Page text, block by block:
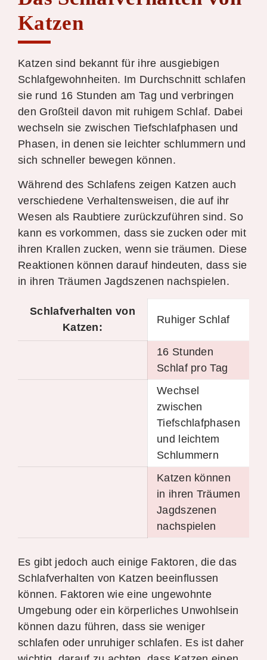
Katzen
Katzen sind bekannt für ihre ausgiebigen
Schlafgewohnheiten. Im Durchschnitt schlafen
sie rund 16 Stunden am Tag und verbringen
den Großteil davon mit ruhigem Schlaf. Dabei
wechseln sie zwischen Tiefschlafphasen und
Phasen, in denen sie leichter schlummern und
sich schneller bewegen können.
Während des Schlafens zeigen Katzen auch
verschiedene Verhaltensweisen, die auf ihr
Wesen als Raubtiere zurückzuführen sind. So
kann es vorkommen, dass sie zucken oder mit
ihren Krallen zucken, wenn sie träumen. Diese
Reaktionen können darauf hindeuten, dass sie
in ihren Träumen Jagdszenen nachspielen.
Schlafverhalten von
Katzen:
Ruhiger Schlaf
16 Stunden
Schlaf pro Tag
Wechsel
zwischen
Tiefschlafphasen
und leichtem
Schlummern
Katzen können
in ihren Träumen
Jagdszenen
nachspielen
Es gibt jedoch auch einige Faktoren, die das
Schlafverhalten von Katzen beeinflussen
können. Faktoren wie eine ungewohnte
Umgebung oder ein körperliches Unwohlsein
können dazu führen, dass sie weniger
schlafen oder unruhiger schlafen. Es ist daher